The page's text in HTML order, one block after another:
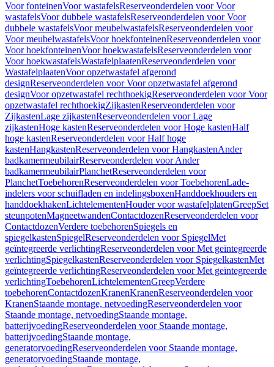
Voor fonteinenVoor wastafelsReserveonderdelen voor Voor
wastafelsVoor dubbele wastafelsReserveonderdelen voor Voor
dubbele wastafelsVoor meubelwastafelsReserveonderdelen voor
Voor meubelwastafelsVoor hoekfonteinenReserveonderdelen voor
Voor hoekfonteinenVoor hoekwastafelsReserveonderdelen voor
Voor hoekwastafelsWastafelplaatenReserveonderdelen voor
WastafelplaatenVoor opzetwastafel afgerond
designReserveonderdelen voor Voor opzetwastafel afgerond
designVoor opzetwastafel rechthoekigReserveonderdelen voor Voor
opzetwastafel rechthoekigZijkastenReserveonderdelen voor
ZijkastenLage zijkastenReserveonderdelen voor Lage
zijkastenHoge kastenReserveonderdelen voor Hoge kastenHalf
hoge kastenReserveonderdelen voor Half hoge
kastenHangkastenReserveonderdelen voor HangkastenAnder
badkamermeubilairReserveonderdelen voor Ander
badkamermeubilairPlanchetReserveonderdelen voor
PlanchetToebehorenReserveonderdelen voor ToebehorenLade-
indelers voor schuifladen en indelingsboxenHanddoekhouders en
handdoekhakenLichtelementenHouder voor wastafelplatenGreepSet
steunpotenMagneetwandenContactdozenReserveonderdelen voor
ContactdozenVerdere toebehorenSpiegels en
spiegelkastenSpiegelReserveonderdelen voor SpiegelMet
geïntegreerde verlichtingReserveonderdelen voor Met geïntegreerde
verlichtingSpiegelkastenReserveonderdelen voor SpiegelkastenMet
geïntegreerde verlichtingReserveonderdelen voor Met geïntegreerde
verlichtingToebehorenLichtelementenGreepVerdere
toebehorenContactdozenKranenKranenReserveonderdelen voor
KranenStaande montage, netvoedingReserveonderdelen voor
Staande montage, netvoedingStaande montage,
batterijvoedingReserveonderdelen voor Staande montage,
batterijvoedingStaande montage,
generatorvoedingReserveonderdelen voor Staande montage,
generatorvoedingStaande montage,